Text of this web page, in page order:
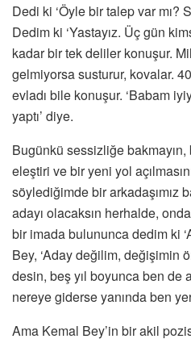
Dedi ki ‘Öyle bir talep var mı?
Dedim ki ‘Yastayız. Üç gün
kadar bir tek deliler konuşur.
gelmiyorsa susturur, kovalar.
evladı bile konuşur. ‘Babam
yaptı’ diye.
Bugünkü sessizliğe
eleştiri ve bir yeni yol
söylediğimde bir arkadaşımız
adayı olacaksın herhalde,
bir imada bulununca dedim ki
Bey, ‘Aday değilim, değişimin
desin, beş yıl boyunca ben de
nereye giderse yanında ben
Ama Kemal Bey’in bir akil